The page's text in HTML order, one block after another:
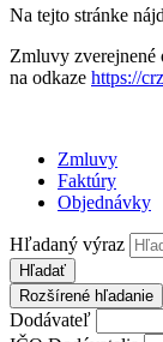
Na tejto stránke
Zmluvy zverejnené
na odkaze https://
Zmluvy
Faktúry
Objednávky
Hľadaný výraz
Hľadať
Rozšírené hľadanie
Dodávateľ